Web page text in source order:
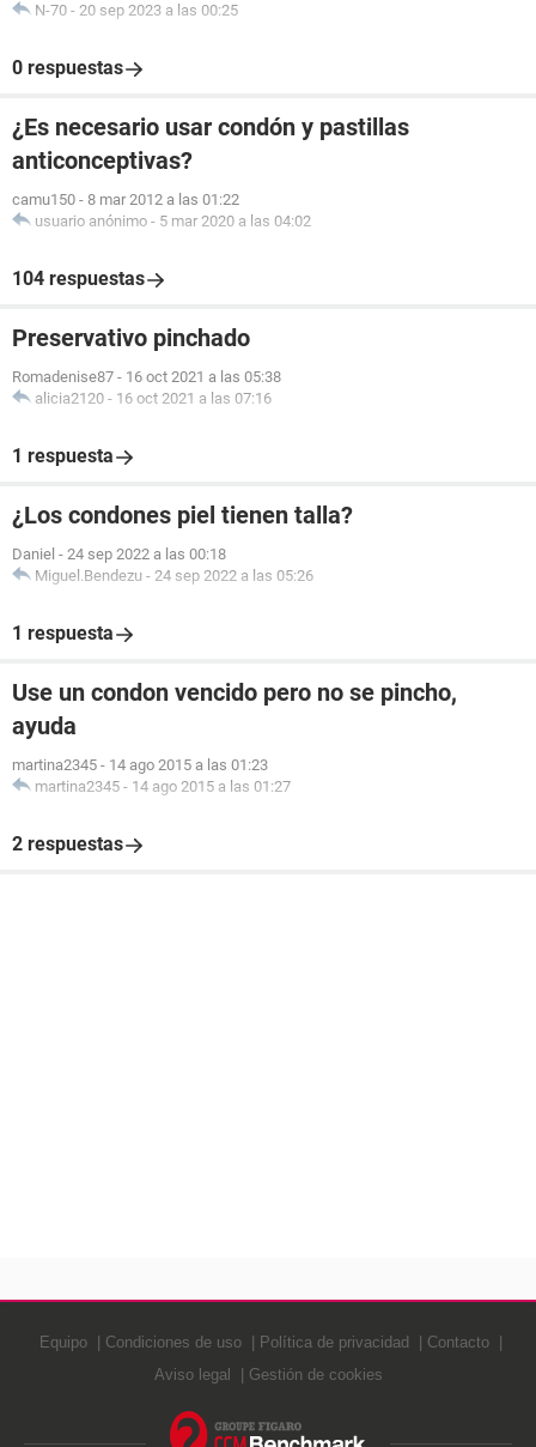
N-70 - 20 sep 2023 a las 00:25
0 respuestas
¿Es necesario usar condón y pastillas
anticonceptivas?
camu150 - 8 mar 2012 a las 01:22
usuario anónimo - 5 mar 2020 a las 04:02
104 respuestas
Preservativo pinchado
Romadenise87 - 16 oct 2021 a las 05:38
alicia2120 - 16 oct 2021 a las 07:16
1 respuesta
¿Los condones piel tienen talla?
Daniel - 24 sep 2022 a las 00:18
Miguel.Bendezu - 24 sep 2022 a las 05:26
1 respuesta
Use un condon vencido pero no se pincho,
ayuda
martina2345 - 14 ago 2015 a las 01:23
martina2345 - 14 ago 2015 a las 01:27
2 respuestas
Equipo Condiciones de uso Política de privacidad
Contacto
Aviso legal
Gestión de cookies